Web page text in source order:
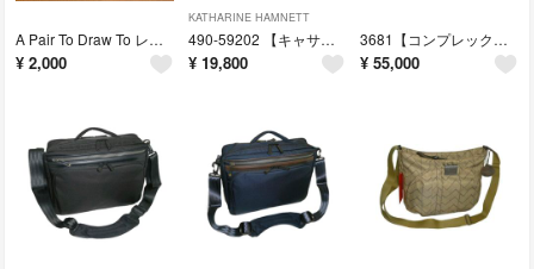
A Pair To Draw To レコード R-210
¥ 2,000
KATHARINE HAMNETT
490-59202 【キャサリン ハムネット】 財布 オレンジ 『新品』
¥ 19,800
3681【コンプレックスガーデンズ 】 薄マチブリーフケース クロ『新品』
¥ 55,000